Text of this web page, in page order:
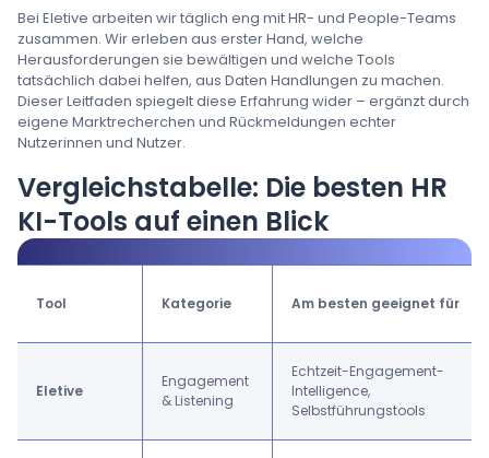
Bei Eletive arbeiten wir täglich eng mit HR- und People-Teams
zusammen. Wir erleben aus erster Hand, welche
Herausforderungen sie bewältigen und welche Tools
tatsächlich dabei helfen, aus Daten Handlungen zu machen.
Dieser Leitfaden spiegelt diese Erfahrung wider – ergänzt durch
eigene Marktrecherchen und Rückmeldungen echter
Nutzerinnen und Nutzer.
Vergleichstabelle: Die besten HR
KI-Tools auf einen Blick
Tool Kategorie Am besten geeignet für
Eletive
Engagement
& Listening
Echtzeit-Engagement-
Intelligence,
Selbstführungstools